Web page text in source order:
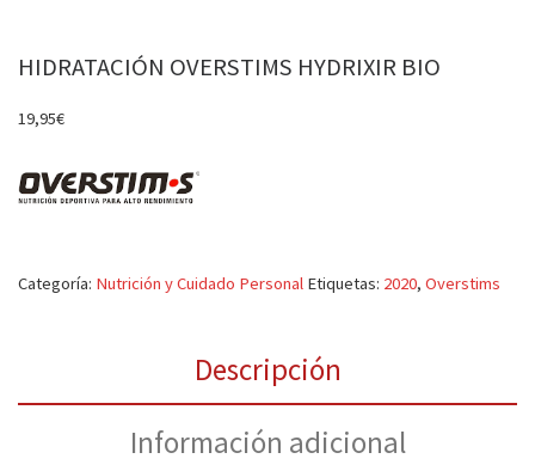
HIDRATACIÓN OVERSTIMS HYDRIXIR BIO
19,95€
Categoría: Nutrición y Cuidado Personal Etiquetas: 2020, Overstims
Descripción
Información adicional